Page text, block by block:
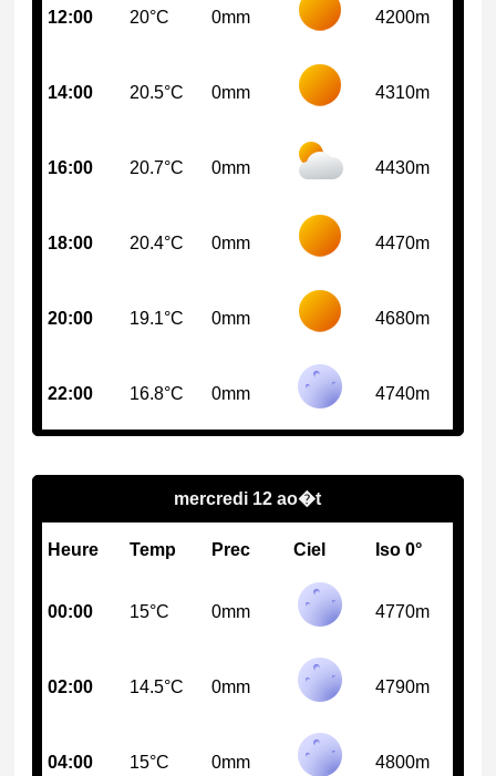
12:00 20°C 0mm 4200m
14:00 20.5°C 0mm 4310m
16:00 20.7°C 0mm 4430m
18:00 20.4°C 0mm 4470m
20:00 19.1°C 0mm 4680m
22:00 16.8°C 0mm 4740m
mercredi 12 ao�t
Heure Temp Prec Ciel Iso 0°
00:00 15°C 0mm 4770m
02:00 14.5°C 0mm 4790m
04:00 15°C 0mm 4800m